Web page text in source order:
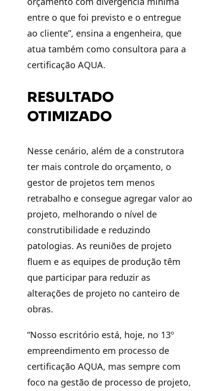
entre o que foi previsto e o entregue
ao cliente”, ensina a engenheira, que
atua também como consultora para a
certificação AQUA.
RESULTADO
OTIMIZADO
Nesse cenário, além de a construtora
ter mais controle do orçamento, o
gestor de projetos tem menos
retrabalho e consegue agregar valor ao
projeto, melhorando o nível de
construtibilidade e reduzindo
patologias. As reuniões de projeto
fluem e as equipes de produção têm
que participar para reduzir as
alterações de projeto no canteiro de
obras.
“Nosso escritório está, hoje, no 13º
empreendimento em processo de
certificação AQUA, mas sempre com
foco na gestão de processo de projeto,